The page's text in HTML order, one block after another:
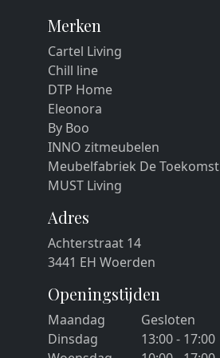
Merken
Cartel Living
Chill line
DTP Home
Eleonora
By Boo
INNO zitmeubelen
Meubelfabriek De Toekomst
MUST Living
Adres
Achterstraat 14
3441 EH Woerden
Openingstijden
Maandag
Gesloten
Dinsdag
13:00 - 17:00